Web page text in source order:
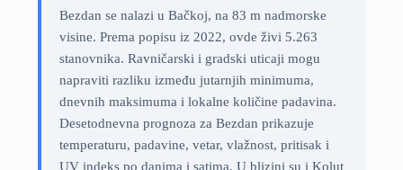
Bezdan se nalazi u Bačkoj, na 83 m nadmorske
visine. Prema popisu iz 2022, ovde živi 5.263
stanovnika. Ravničarski i gradski uticaji mogu
napraviti razliku između jutarnjih minimuma,
dnevnih maksimuma i lokalne količine padavina.
Desetodnevna prognoza za Bezdan prikazuje
temperaturu, padavine, vetar, vlažnost, pritisak i
UV indeks po danima i satima. U blizini su i Kolut